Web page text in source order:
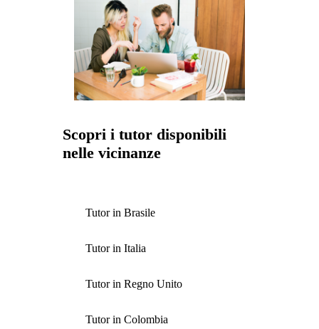
Scopri i tutor disponibili
nelle vicinanze
Tutor in Brasile
Tutor in Italia
Tutor in Regno Unito
Tutor in Colombia